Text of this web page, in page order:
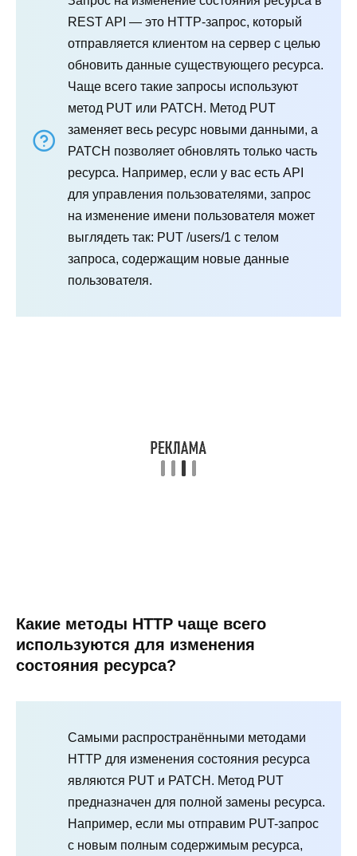
REST API — это HTTP-запрос, который
отправляется клиентом на сервер с целью
обновить данные существующего ресурса.
Чаще всего такие запросы используют
метод PUT или PATCH. Метод PUT
заменяет весь ресурс новыми данными, а
PATCH позволяет обновлять только часть
ресурса. Например, если у вас есть API
для управления пользователями, запрос
на изменение имени пользователя может
выглядеть так: PUT /users/1 с телом
запроса, содержащим новые данные
пользователя.
Какие методы HTTP чаще всего
используются для изменения
состояния ресурса?
Самыми распространёнными методами
HTTP для изменения состояния ресурса
являются PUT и PATCH. Метод PUT
предназначен для полной замены ресурса.
Например, если мы отправим PUT-запрос
с новым полным содержимым ресурса,